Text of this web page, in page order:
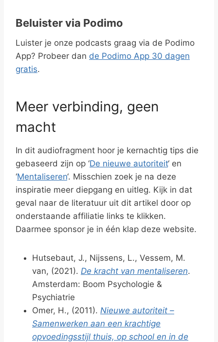
Beluister via Podimo
Luister je onze podcasts graag via de Podimo
App? Probeer dan de Podimo App 30 dagen
gratis.
Meer verbinding, geen
macht
In dit audiofragment hoor je kernachtig tips die
gebaseerd zijn op ‘De nieuwe autoriteit‘ en
‘Mentaliseren‘. Misschien zoek je na deze
inspiratie meer diepgang en uitleg. Kijk in dat
geval naar de literatuur uit dit artikel door op
onderstaande affiliatie links te klikken.
Daarmee sponsor je in één klap deze website.
Hutsebaut, J., Nijssens, L., Vessem, M.
van, (2021). De kracht van mentaliseren.
Amsterdam: Boom Psychologie &
Psychiatrie
Omer, H., (2011). Nieuwe autoriteit –
Samenwerken aan een krachtige
opvoedingsstijl thuis, op school en in de